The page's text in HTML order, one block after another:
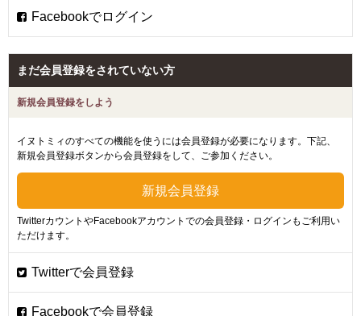
まだ会員登録をされていない方
新規会員登録をしよう
イヌトミィのすべての機能を使うには会員登録が必要になります。下記、
新規会員登録ボタンから会員登録をして、ご参加ください。
TwitterカウントやFacebookアカウントでの会員登録・ログインもご利用い
ただけます。